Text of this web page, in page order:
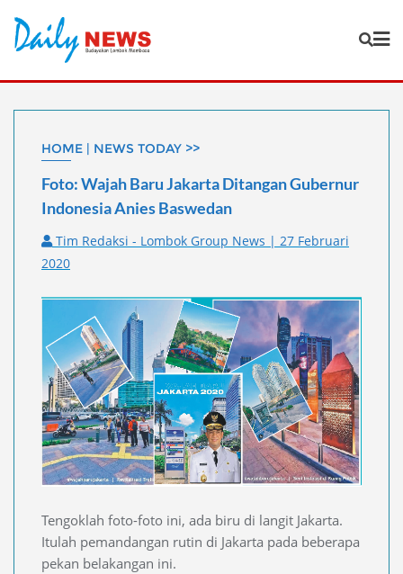
content
HOME | NEWS TODAY >>
Foto: Wajah Baru Jakarta Ditangan Gubernur
Indonesia Anies Baswedan
Tim Redaksi - Lombok Group News | 27 Februari
2020
Tengoklah foto-foto ini, ada biru di langit Jakarta.
Itulah pemandangan rutin di Jakarta pada beberapa
pekan belakangan ini. ⁣